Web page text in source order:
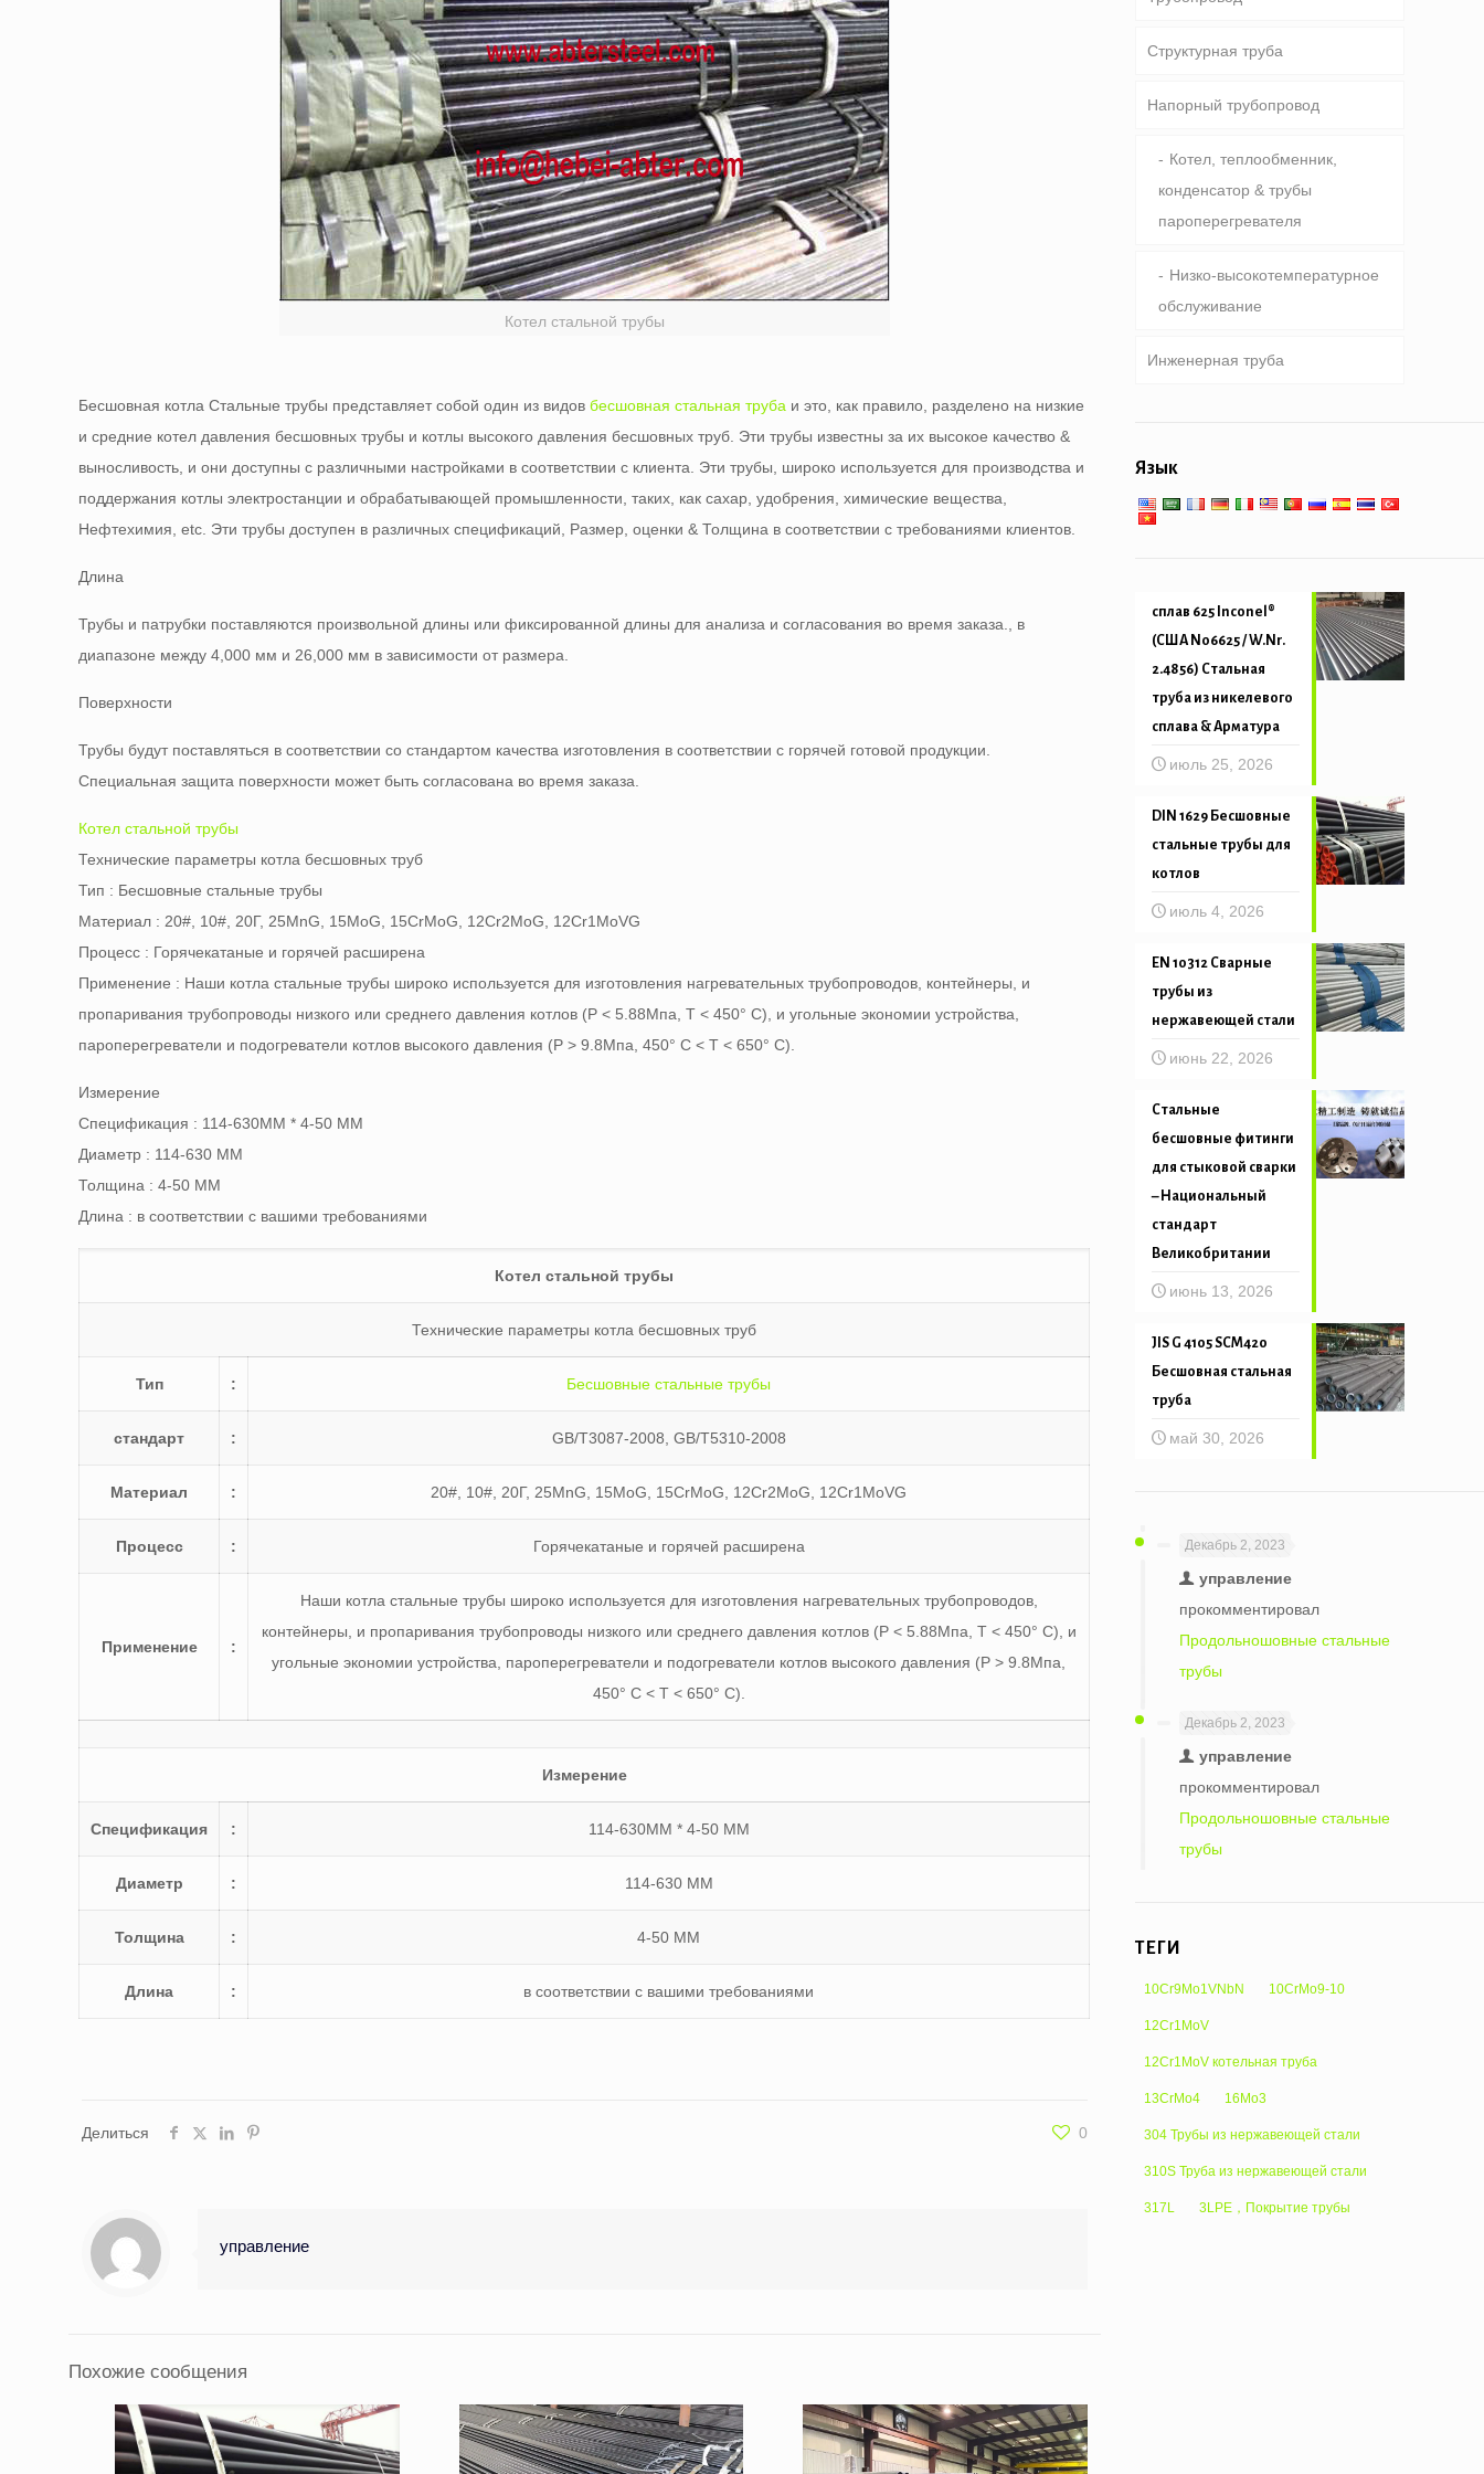
Котел стальной трубы
Бесшовная котла Стальные трубы представляет собой один из видовбесшовная стальная труба и это, как правило, разделено на низкие
и средние котел давления бесшовных трубы и котлы высокого давления бесшовных труб. Эти трубы известны за их высокое качество &
выносливость, и они доступны с различными настройками в соответствии с клиента. Эти трубы, широко используется для производства и
поддержания котлы электростанции и обрабатывающей промышленности, таких, как сахар, удобрения, химические вещества,
Нефтехимия, etc. Эти трубы доступен в различных спецификаций, Размер, оценки & Толщина в соответствии с требованиями клиентов.
Длина
Трубы и патрубки поставляются произвольной длины или фиксированной длины для анализа и согласования во время заказа., в
диапазоне между 4,000 мм и 26,000 мм в зависимости от размера.
Поверхности
Трубы будут поставляться в соответствии со стандартом качества изготовления в соответствии с горячей готовой продукции.
Специальная защита поверхности может быть согласована во время заказа.
Котел стальной трубы
Технические параметры котла бесшовных труб
Тип : Бесшовные стальные трубы
Материал : 20#, 10#, 20Г, 25MnG, 15MoG, 15CrMoG, 12Cr2MoG, 12Cr1MoVG
Процесс : Горячекатаные и горячей расширена
Применение : Наши котла стальные трубы широко используется для изготовления нагревательных трубопроводов, контейнеры, и
пропаривания трубопроводы низкого или среднего давления котлов (P < 5.88Мпа, T < 450° C), и угольные экономии устройства,
пароперегреватели и подогреватели котлов высокого давления (P > 9.8Мпа, 450° C < T < 650° C).
Измерение
Спецификация : 114-630ММ * 4-50 ММ
Диаметр : 114-630 ММ
Толщина : 4-50 ММ
Длина : в соответствии с вашими требованиями
Котел стальной трубы
Технические параметры котла бесшовных труб
Тип : Бесшовные стальные трубы
стандарт : GB/T3087-2008, GB/T5310-2008
Материал : 20#, 10#, 20Г, 25MnG, 15MoG, 15CrMoG, 12Cr2MoG, 12Cr1MoVG
Процесс : Горячекатаные и горячей расширена
Применение :
Наши котла стальные трубы широко используется для изготовления нагревательных трубопроводов,
контейнеры, и пропаривания трубопроводы низкого или среднего давления котлов (P < 5.88Мпа, T < 450° C), и
угольные экономии устройства, пароперегреватели и подогреватели котлов высокого давления (P > 9.8Мпа,
450° C < T < 650° C).
Измерение
Спецификация : 114-630ММ * 4-50 ММ
Диаметр : 114-630 ММ
Толщина : 4-50 ММ
Длина : в соответствии с вашими требованиями
Делиться 0
управление
Похожие сообщения
Бурильная труба
Тяжелый вес бурильной трубы
Общий трубопровод
Специальное обслуживание и
Структурная труба
Круглая, площадь &
Труба оцинкованная
Напорный трубопровод
Котел, теплообменник,
конденсатор & трубы
пароперегревателя
Низко-высокотемпературное
обслуживание
Инженерная труба
Механическая и точность
Язык
сплав 625 Inconel®
(США N06625 / W.Nr.
2.4856) Стальная
труба из никелевого
сплава & Арматура
июль 25, 2026
DIN 1629 Бесшовные
стальные трубы для
котлов
июль 4, 2026
EN 10312 Сварные
трубы из
нержавеющей стали
июнь 22, 2026
Стальные
бесшовные фитинги
для стыковой сварки
– Национальный
стандарт
Великобритании
июнь 13, 2026
JIS G 4105 SCM420
Бесшовная стальная
труба
май 30, 2026
Декабрь 2, 2023
управление
прокомментировал
Продольношовные стальные
трубы
Декабрь 2, 2023
управление
прокомментировал
Продольношовные стальные
трубы
ТЕГИ
10Cr9Mo1VNbN 10CrMo9-10
12Cr1MoV
12Cr1MoV котельная труба
13CrMo4 16Mo3
304 Трубы из нержавеющей стали
310S Труба из нержавеющей стали
317L 3LPE，Покрытие трубы